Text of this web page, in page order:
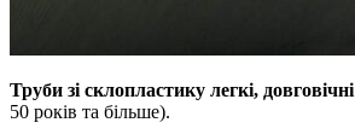
Труби зі склопластику легкі, довговічні
50 років та більше).